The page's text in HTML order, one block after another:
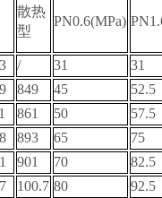
散热
型
PN0.6(MPa)
/ 31 31
849 45 52.5
861 50 57.5
893 65 75
901 70 82.5
100.7 80 92.5